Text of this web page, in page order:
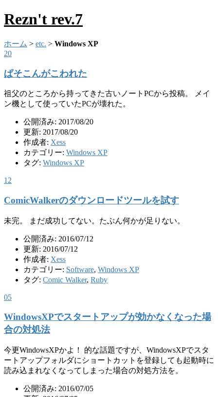
Rezn't rev.7
ホーム > etc. > Windows XP
20
ぱそこんがこわれた
祖父のところから持ってきた古いノートPCから投稿。 メイ
ン機として使っていたPCが壊れた。
公開済み: 2017/08/20
更新: 2017/08/20
作成者: Xess
カテゴリー: Windows XP
タグ: Windows XP
12
ComicWalkerのダウンロードツールを試す
未完。 まだ成功してない。たぶん何かが足りない。
公開済み: 2016/07/12
更新: 2016/07/12
作成者: Xess
カテゴリー: Software, Windows XP
タグ: Comic Walker, Ruby
05
WindowsXPでスタートアップが効かなくなった場
合の対処法
今更WindowsXPかよ！ 的な話題ですが、WindowsXPでスタ
ートアップフォルダにショートカットを登録しても起動時に
読み込まれなくなってしまった場合の対処方法を。
公開済み: 2016/07/05